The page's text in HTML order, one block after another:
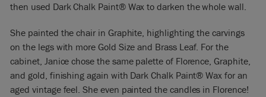
then used Dark Chalk Paint® Wax to darken the whole wall.
She painted the chair in Graphite, highlighting the carvings
on the legs with more Gold Size and Brass Leaf. For the
cabinet, Janice chose the same palette of Florence, Graphite,
and gold, finishing again with Dark Chalk Paint® Wax for an
aged vintage feel. She even painted the candles in Florence!